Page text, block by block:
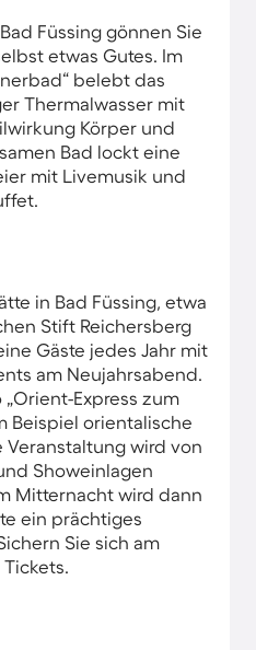
Füssing gönnen Sie
etwas Gutes. Im
belebt das
Thermalwasser mit
Körper und
Bad lockt eine
mit Livemusik und
in Bad Füssing, etwa
Stift Reichersberg
Gäste jedes Jahr mit
am Neujahrsabend.
Express zum
Beispiel orientalische
wird von
Showeinlagen
Mitternacht wird dann
ein prächtiges
Sie sich am